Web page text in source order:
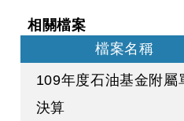
相關檔案
檔案名稱
109年度石油基金附屬
決算